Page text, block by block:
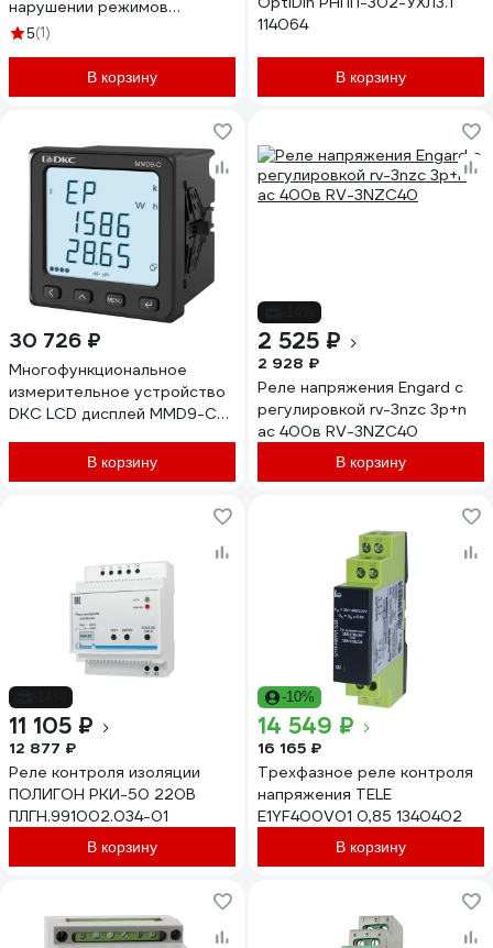
нарушении режимов
EA04.009.005
5(1)
В корзину
114064
В корзину
30 726 ₽
Многофункциональное
измерительное устройство
DKC LCD дисплей MMD9-C-
В корзину
2 525 ₽
2 928 ₽
Реле напряжения Engard с
регулировкой rv-3nzc 3р+n
ас 400в RV-3NZC40
В корзину
11 105 ₽
12 877 ₽
Реле контроля изоляции
ПОЛИГОН РКИ-50 220В
ПЛГН.991002.034-01
В корзину
-10%
14 549 ₽
16 165 ₽
Трехфазное реле контроля
напряжения TELE
E1YF400V01 0,85 1340402
В корзину